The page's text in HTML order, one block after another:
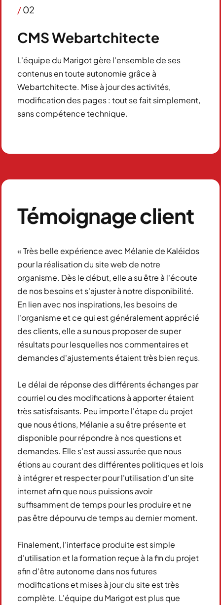
/02
CMS Webartchitecte
L'équipe du Marigot gère l'ensemble de ses
contenus en toute autonomie grâce à
Webartchitecte. Mise à jour des activités,
modification des pages : tout se fait simplement,
sans compétence technique.
Témoignage client
« Très belle expérience avec Mélanie de Kaléidos
pour la réalisation du site web de notre
organisme. Dès le début, elle a su être à l'écoute
de nos besoins et s'ajuster à notre disponibilité.
En lien avec nos inspirations, les besoins de
l'organisme et ce qui est généralement apprécié
des clients, elle a su nous proposer de super
résultats pour lesquelles nos commentaires et
demandes d'ajustements étaient très bien reçus.
Le délai de réponse des différents échanges par
courriel ou des modifications à apporter étaient
très satisfaisants. Peu importe l'étape du projet
que nous étions, Mélanie a su être présente et
disponible pour répondre à nos questions et
demandes. Elle s'est aussi assurée que nous
étions au courant des différentes politiques et lois
à intégrer et respecter pour l'utilisation d'un site
internet afin que nous puissions avoir
suffisamment de temps pour les produire et ne
pas être dépourvu de temps au dernier moment.
Finalement, l'interface produite est simple
d'utilisation et la formation reçue à la fin du projet
afin d'être autonome dans nos futures
modifications et mises à jour du site est très
complète. L'équipe du Marigot est plus que